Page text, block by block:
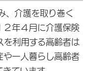
、介護を取り巻く
２年４月に介護保険
を利用する高齢者は
や一人暮らし高齢者